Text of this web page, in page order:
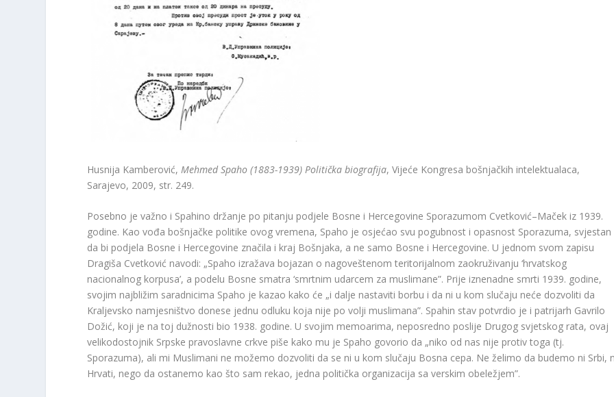
Husnija Kamberović, Mehmed Spaho (1883-1939) Politička biografija, Vijeće Kongresa bošnjačkih intelektualaca,
Sarajevo, 2009, str. 249.
Posebno je važno i Spahino držanje po pitanju podjele Bosne i Hercegovine Sporazumom Cvetković–Maček iz 1939.
godine. Kao vođa bošnjačke politike ovog vremena, Spaho je osjećao svu pogubnost i opasnost Sporazuma, svjestan
da bi podjela Bosne i Hercegovine značila i kraj Bošnjaka, a ne samo Bosne i Hercegovine. U jednom svom zapisu
Dragiša Cvetković navodi: „Spaho izražava bojazan o nagoveštenom teritorijalnom zaokruživanju ‘hrvatskog
nacionalnog korpusa’, a podelu Bosne smatra ‘smrtnim udarcem za muslimane”. Prije iznenadne smrti 1939. godine,
svojim najbližim saradnicima Spaho je kazao kako će „i dalje nastaviti borbu i da ni u kom slučaju neće dozvoliti da
Kraljevsko namjesništvo donese jednu odluku koja nije po volji muslimana”. Spahin stav potvrdio je i patrijarh Gavrilo
Dožić, koji je na toj dužnosti bio 1938. godine. U svojim memoarima, neposredno poslije Drugog svjetskog rata, ovaj
velikodostojnik Srpske pravoslavne crkve piše kako mu je Spaho govorio da „niko od nas nije protiv toga (tj.
Sporazuma), ali mi Muslimani ne možemo dozvoliti da se ni u kom slučaju Bosna cepa. Ne želimo da budemo ni Srbi,
Hrvati, nego da ostanemo kao što sam rekao, jedna politička organizacija sa verskim obeležjem”.